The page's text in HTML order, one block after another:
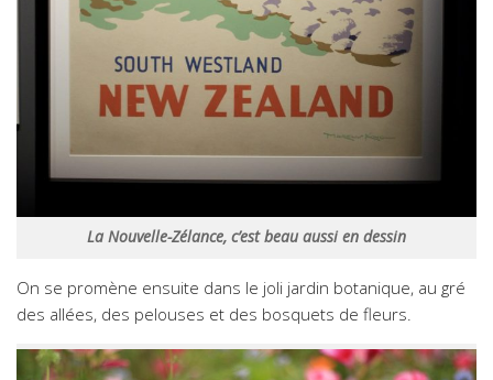
La Nouvelle-Zélance, c’est beau aussi en dessin
On se promène ensuite dans le joli jardin botanique, au gré
des allées, des pelouses et des bosquets de fleurs.